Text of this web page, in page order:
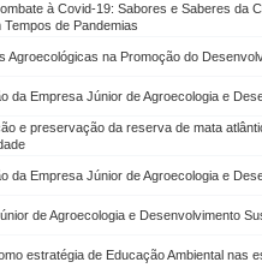
à Covid-19: Sabores e Saberes da
Tempos de Pandemias
Agroecológicas na Promoção do
da Empresa Júnior de Agroecologia e
e preservação da reserva de mata
da Empresa Júnior de Agroecologia e
de Agroecologia e Desenvolvimento
estratégia de Educação Ambiental nas